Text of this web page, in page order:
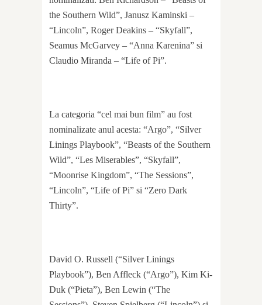
the Southern Wild”, Janusz Kaminski –
“Lincoln”, Roger Deakins – “Skyfall”,
Seamus McGarvey – “Anna Karenina” si
Claudio Miranda – “Life of Pi”.
La categoria “cel mai bun film” au fost
nominalizate anul acesta: “Argo”, “Silver
Linings Playbook”, “Beasts of the Southern
Wild”, “Les Miserables”, “Skyfall”,
“Moonrise Kingdom”, “The Sessions”,
“Lincoln”, “Life of Pi” si “Zero Dark
Thirty”.
David O. Russell (“Silver Linings
Playbook”), Ben Affleck (“Argo”), Kim Ki-
Duk (“Pieta”), Ben Lewin (“The